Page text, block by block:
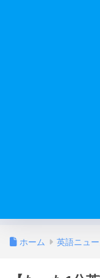
ホーム 英語ニュ